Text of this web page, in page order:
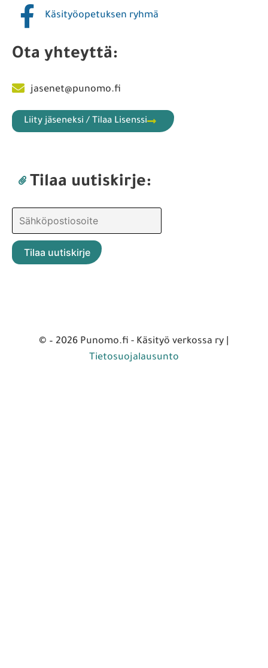
Käsityöopetuksen ryhmä
Ota yhteyttä:
jasenet@punomo.fi
Liity jäseneksi / Tilaa Lisenssi
Tilaa uutiskirje:
© – 2026 Punomo.fi - Käsityö verkossa ry |
Tietosuojalausunto